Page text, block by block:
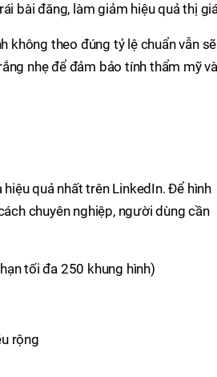
bài đăng, làm giảm hiệu quả thị
không theo đúng tỷ lệ chuẩn vẫn sẽ
nhẹ để đảm bảo tính thẩm mỹ và
quả nhất trên LinkedIn. Để hình
chuyên nghiệp, người dùng cần
tối đa 250 khung hình)
rộng